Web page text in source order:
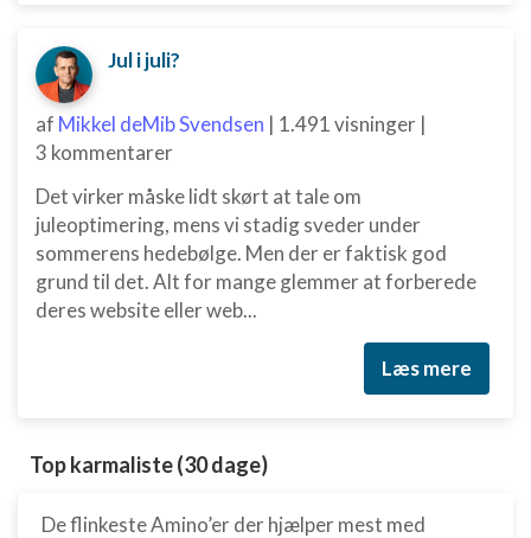
Jul i juli?
af Mikkel deMib Svendsen | 1.491 visninger |
3 kommentarer
Det virker måske lidt skørt at tale om
juleoptimering, mens vi stadig sveder under
sommerens hedebølge. Men der er faktisk god
grund til det. Alt for mange glemmer at forberede
deres website eller web...
Læs mere
Top karmaliste (30 dage)
De flinkeste Amino’er der hjælper mest med